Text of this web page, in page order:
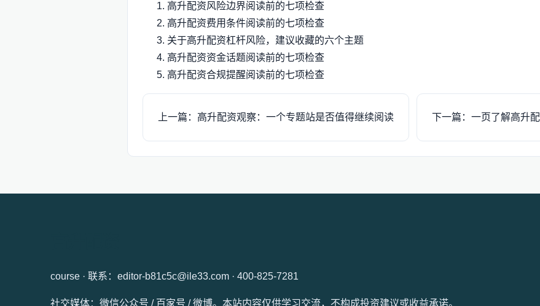
高升配资风险边界阅读前的七项检查
高升配资费用条件阅读前的七项检查
关于高升配资杠杆风险，建议收藏的六个主题
高升配资资金话题阅读前的七项检查
高升配资合规提醒阅读前的七项检查
上一篇：高升配资观察：一个专题站是否值得继续阅读 下一篇：一页了解高升
course · 联系：editor-b81c5c@ile33.com · 400-825-7281
社交媒体：微信公众号 / 百家号 / 微博。本站内容仅供学习交流，不构成投资建议或收益承诺。